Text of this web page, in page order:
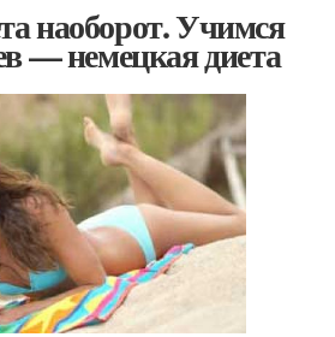
наоборот. Учимся
— немецкая диета